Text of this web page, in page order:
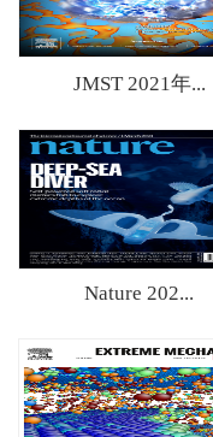
JMST 2021年...
Nature 202...